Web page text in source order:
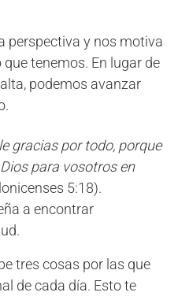
perspectiva y nos motiva
tenemos. En lugar de
podemos avanzar
gracias por todo, porque
para vosotros en
5:18).
a encontrar
tres cosas por las que
de cada día. Esto te